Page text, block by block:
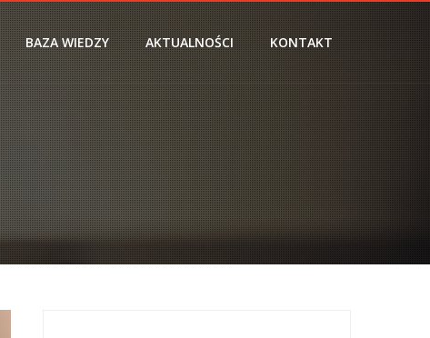
BAZA WIEDZY AKTUALNOŚCI KONTAKT